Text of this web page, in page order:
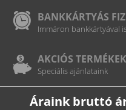
BANKKÁRTYÁS
Immáron bankkártyával
AKCIÓS TERMÉKEK
Speciális ajánlataink
Áraink bruttó